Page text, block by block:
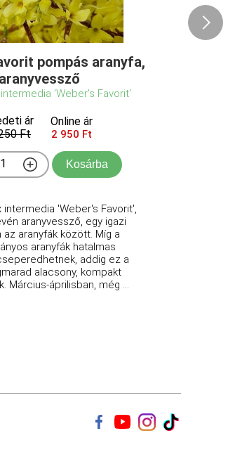
pompás aranyfa,
aranyvessző
'Weber's Favorit'
ár
Ft
Online ár
2 950 Ft
Kosárba
intermedia 'Weber's Favorit',
aranyvessző, egy igazi
az aranyfák között. Míg a
aranyfák hatalmas
addig ez a
alacsony, kompakt
Március-áprilisban, még ...